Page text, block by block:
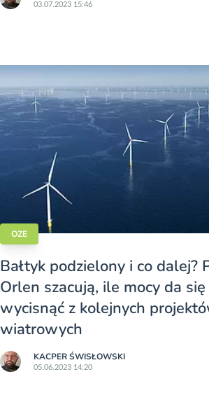
03.07.2023 15:46
OZE
Bałtyk podzielony i co dalej?
Orlen szacują, ile mocy da się
wycisnąć z kolejnych
wiatrowych
KACPER ŚWISŁO­WSKI
05.06.2023 14:20